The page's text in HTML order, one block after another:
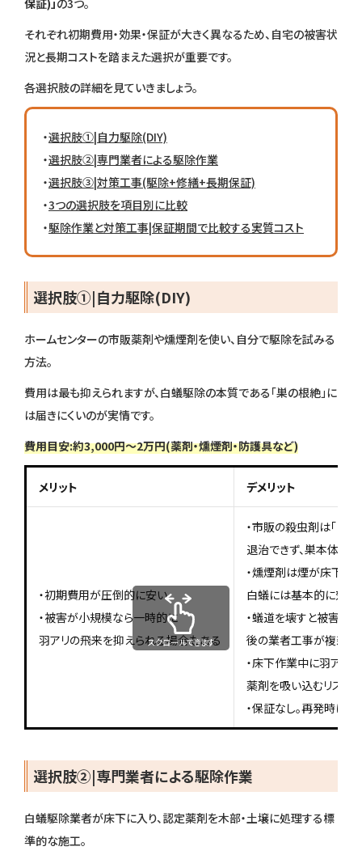
保証)」の3つ。
それぞれ初期費用・効果・保証が大きく異なるため、自宅の被害状
況と長期コストを踏まえた選択が重要です。
各選択肢の詳細を見ていきましょう。
・選択肢①|自力駆除(DIY)
・選択肢②|専門業者による駆除作業
・選択肢③|対策工事(駆除+修繕+長期保証)
・3つの選択肢を項目別に比較
・駆除作業と対策工事|保証期間で比較する実質コスト
選択肢①|自力駆除(DIY)
ホームセンターの市販薬剤や燻煙剤を使い、自分で駆除を試みる
方法。
費用は最も抑えられますが、白蟻駆除の本質である「巣の根絶」に
は届きにくいのが実情です。
費用目安:約3,000円〜2万円(薬剤・燻煙剤・防護具など)
メリット デメリット
・初期費用が圧倒的に安い
・被害が小規模なら一時的に
羽アリの飛来を抑えられる場合もある
・市販の殺虫剤は「目
退治できず、巣本体に
・燻煙剤は煙が床下ま
白蟻には基本的に効果
・蟻道を壊すと被害特
後の業者工事が複雑化
・床下作業中に羽アリ.
薬剤を吸い込むリスク
・保証なし。再発時は
スクロールできます
選択肢②|専門業者による駆除作業
白蟻駆除業者が床下に入り、認定薬剤を木部・土壌に処理する標
準的な施工。